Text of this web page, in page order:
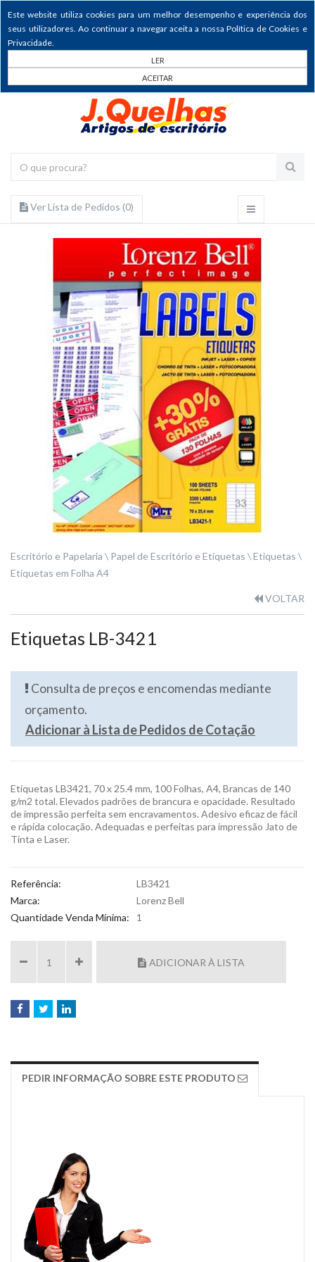
Este website utiliza cookies para um melhor desempenho e experiência dos
seus utilizadores. Ao continuar a navegar aceita a nossa Política de Cookies e
Privacidade.
LER
ACEITAR
Ver Lista de Pedidos (0)
Escritório e Papelaria Papel de Escritório e Etiquetas
Etiquetas
Etiquetas em Folha A4
VOLTAR
Etiquetas LB-3421
Consulta de preços e encomendas mediante
orçamento.
Adicionar à Lista de Pedidos de Cotação
Etiquetas LB3421, 70 x 25.4 mm, 100 Folhas, A4, Brancas de 140
g/m2 total. Elevados padrões de brancura e opacidade. Resultado
de impressão perfeita sem encravamentos. Adesivo eficaz de fácil
e rápida colocação. Adequadas e perfeitas para impressão Jato de
Tinta e Laser.
Referência:
LB3421
Marca:
Lorenz Bell
Quantidade Venda Mínima:
1
ADICIONAR À LISTA
PEDIR INFORMAÇÃO SOBRE ESTE PRODUTO